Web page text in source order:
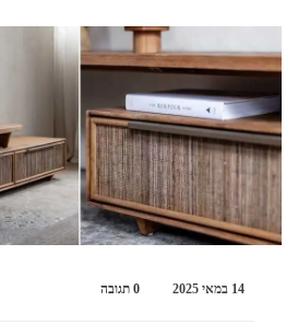
14 במאי 2025 0 תגובה